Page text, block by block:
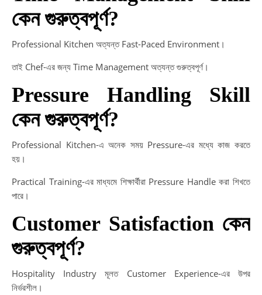
কেন গুরুত্বপূর্ণ?
Professional Kitchen অত্যন্ত Fast-Paced Environment।
তাই Chef-এর জন্য Time Management অত্যন্ত গুরুত্বপূর্ণ।
Pressure Handling Skill
কেন গুরুত্বপূর্ণ?
Professional Kitchen-এ অনেক সময় Pressure-এর মধ্যে কাজ করতে
হয়।
Practical Training-এর মাধ্যমে শিক্ষার্থীরা Pressure Handle করা শিখতে
পারে।
Customer Satisfaction কেন
গুরুত্বপূর্ণ?
Hospitality Industry মূলত Customer Experience-এর উপর
নির্ভরশীল।